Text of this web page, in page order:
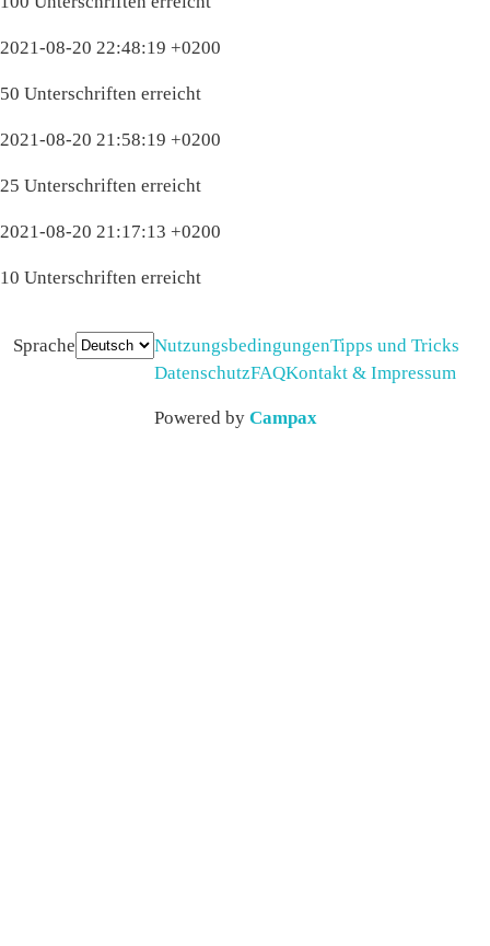
2021-08-20 22:48:19 +0200
50 Unterschriften erreicht
2021-08-20 21:58:19 +0200
25 Unterschriften erreicht
2021-08-20 21:17:13 +0200
10 Unterschriften erreicht
Sprache NutzungsbedingungenTipps und Tricks
DatenschutzFAQKontakt & Impressum
Powered by Campax